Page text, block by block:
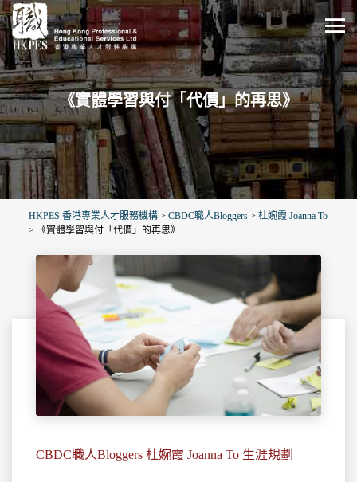
《實體學習與付「代價」的再思》
HKPES 香港專業人才服務機構 > CBDC職人Bloggers > 杜婉霞 Joanna To
>
《實體學習與付「代價」的再思》
CBDC職人Bloggers 杜婉霞 Joanna To 生涯規劃